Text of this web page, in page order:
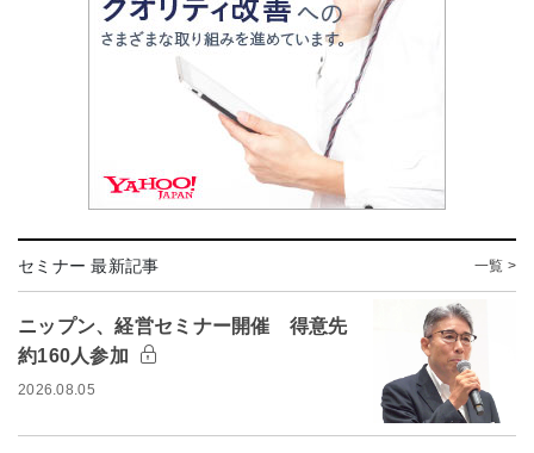
セミナー 最新記事 一覧 >
ニップン、経営セミナー開催 得意先
約160人参加
2026.08.05